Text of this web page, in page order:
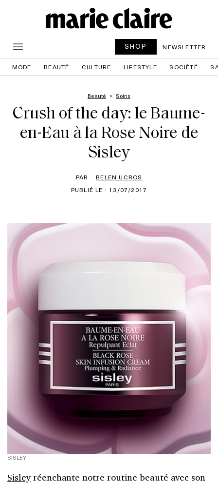
SHOP NEWSLETTER
MODE BEAUTÉ CULTURE LIFESTYLE SOCIÉTÉ
Beauté Soins
Crush of the day: le Baume-
en-Eau à la Rose Noire de
Sisley
PAR
BELEN UCROS
PUBLIÉ LE : 13/07/2017
SISLEY
Sisleyréenchante notre routine beauté avec son